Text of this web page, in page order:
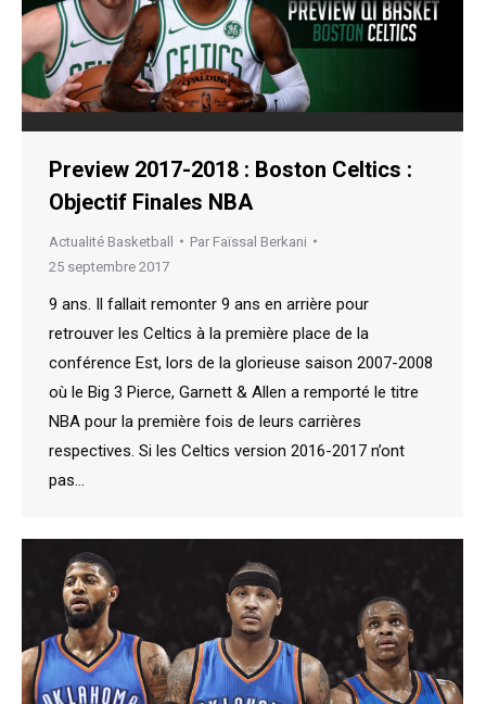
Preview 2017-2018 : Boston Celtics :
Objectif Finales NBA
Actualité Basketball Par Faïssal Berkani
25 septembre 2017
9 ans. Il fallait remonter 9 ans en arrière pour
retrouver les Celtics à la première place de la
conférence Est, lors de la glorieuse saison 2007-2008
où le Big 3 Pierce, Garnett & Allen a remporté le titre
NBA pour la première fois de leurs carrières
respectives. Si les Celtics version 2016-2017 n’ont
pas…